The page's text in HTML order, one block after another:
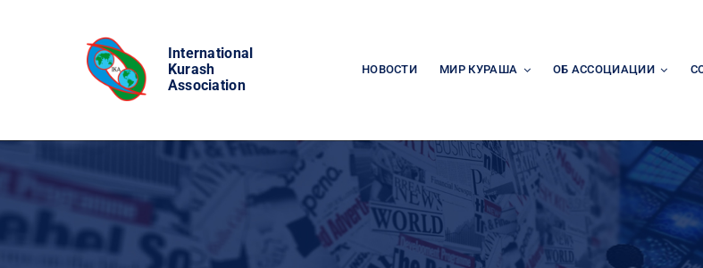
International
Kurash
Association
НОВОСТИ МИР КУРАША ОБ АССОЦИАЦИИ